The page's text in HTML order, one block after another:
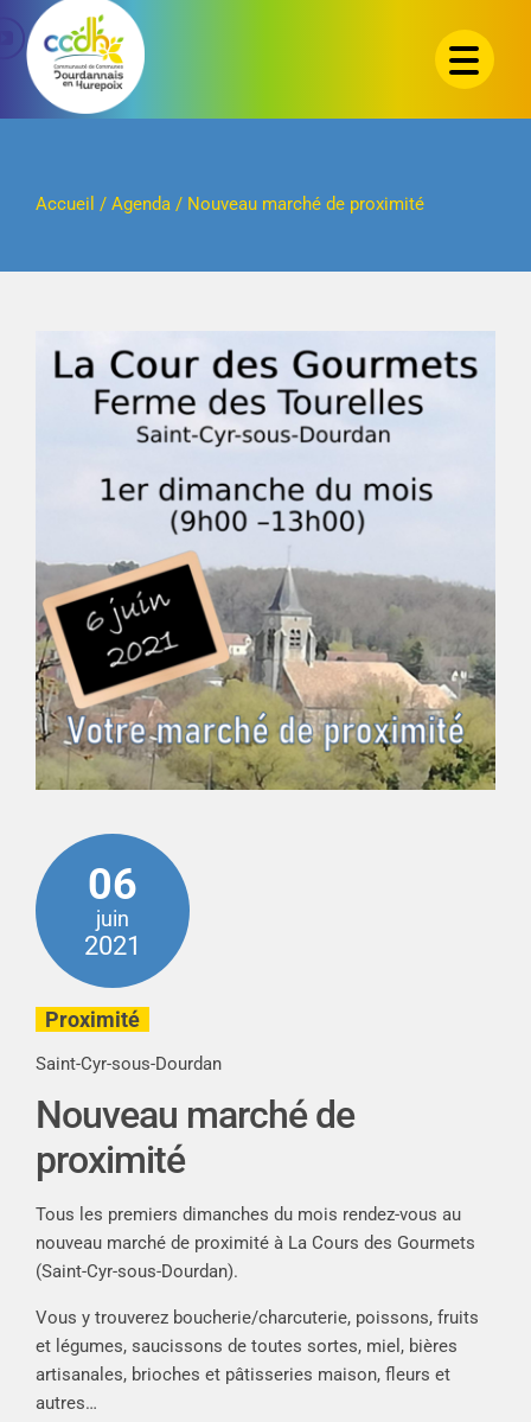
Passer
contenu
Accueil / Agenda/ Nouveau marché de proximité
06
juin
2021
Proximité
Saint-Cyr-sous-Dourdan
Nouveau marché de
proximité
Tous les premiers dimanches du mois rendez-vous au
nouveau marché de proximité à La Cours des Gourmets
(Saint-Cyr-sous-Dourdan).
Vous y trouverez boucherie/charcuterie, poissons, fruits
et légumes, saucissons de toutes sortes, miel, bières
artisanales, brioches et pâtisseries maison, fleurs et
autres…